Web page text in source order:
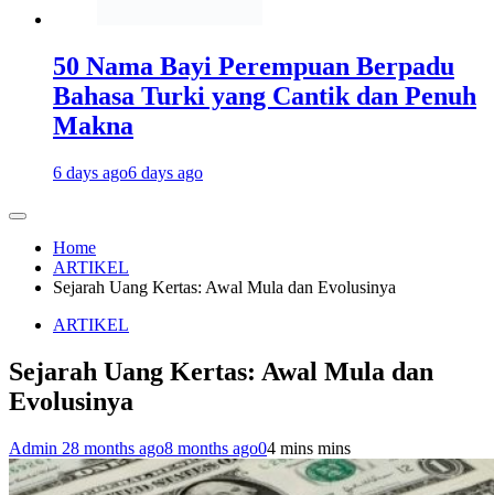
50 Nama Bayi Perempuan Berpadu
Bahasa Turki yang Cantik dan Penuh
Makna
6 days ago6 days ago
Home
ARTIKEL
Sejarah Uang Kertas: Awal Mula dan Evolusinya
ARTIKEL
Sejarah Uang Kertas: Awal Mula dan
Evolusinya
Admin 28 months ago8 months ago04 mins mins